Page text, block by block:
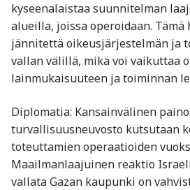
kyseenalaistaa suunnitelman
alueilla, joissa operoidaan.
jännitettä oikeusjärjestelmän ja
vallan välillä, mikä voi vaikuttaa
lainmukaisuuteen ja toiminnan
Diplomatia: Kansainvälinen
turvallisuusneuvosto kutsutaan
toteuttamien operaatioiden
Maailmanlaajuinen reaktio
vallata Gazan kaupunki on